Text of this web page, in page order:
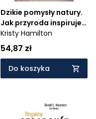
Dzikie pomysły natury.
Jak przyroda inspiruje
świat nauki
Kristy Hamilton
54,87 zł
Do koszyka